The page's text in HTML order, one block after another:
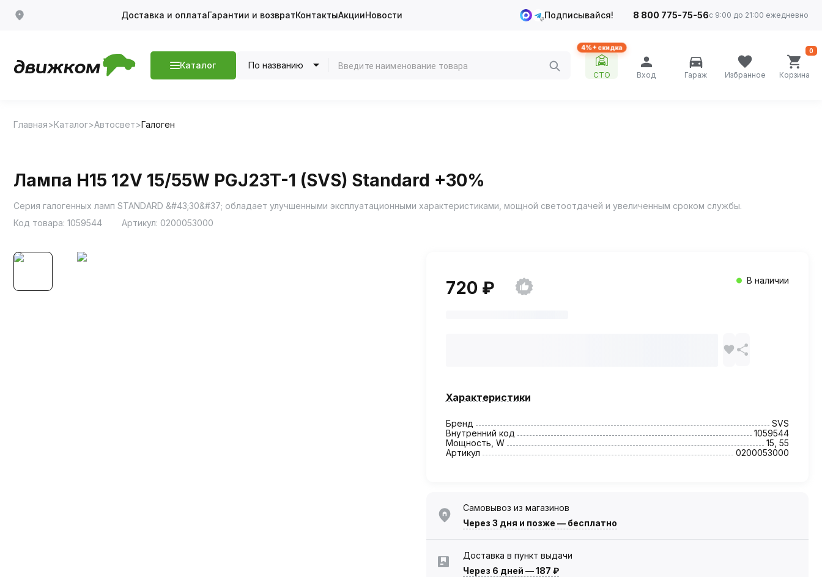
Доставка и оплатаГарантии и возвратКонтактыАкцииНовости Подписывайся! 8 800 775-75-56с 9:00 до 21:00 ежедневно
Каталог По названию
4%+ скидка
СТО Вход Гараж Избранное Корзина
0
Главная Каталог Автосвет Галоген
Лампа H15 12V 15/55W PGJ23T-1 (SVS) Standard +30%
Серия галогенных ламп STANDARD &#43;30&#37; обладает улучшенными эксплуатационными характеристиками, мощной светоотдачей и увеличенным сроком службы.
Код товара: 1059544 Артикул: 0200053000
720 ₽ В наличии
Характеристики
Бренд
SVS
Внутренний код
1059544
Мощность, W
15, 55
Артикул
0200053000
Самовывоз из магазинов
Через 3 дня и позже — бесплатно
Доставка в пункт выдачи
Через 6 дней —187 ₽